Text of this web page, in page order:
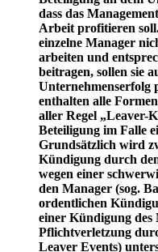
dass das
Arbeit profitieren
einzelne Manager
arbeiten und
beitragen, sollen sie
Unternehmenserfolg
enthalten alle
aller Regel „Leaver-
Beteiligung im Falle
Grundsätzlich wird
Kündigung durch
wegen einer
den Manager (sog.
ordentlichen
einer Kündigung des
Pflichtverletzung
Leaver Events)